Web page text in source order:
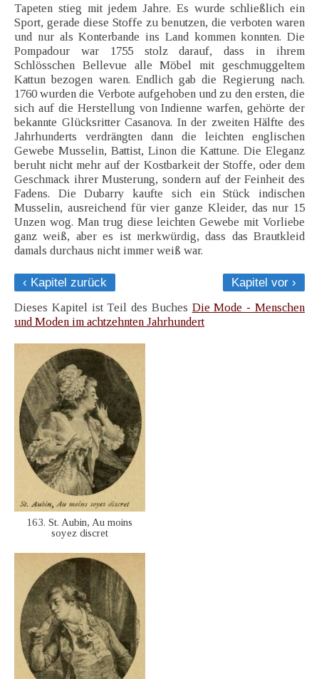
Tapeten stieg mit jedem Jahre. Es wurde schließlich ein
Sport, gerade diese Stoffe zu benutzen, die verboten waren
und nur als Konterbande ins Land kommen konnten. Die
Pompadour war 1755 stolz darauf, dass in ihrem
Schlösschen Bellevue alle Möbel mit geschmuggeltem
Kattun bezogen waren. Endlich gab die Regierung nach.
1760 wurden die Verbote aufgehoben und zu den ersten, die
sich auf die Herstellung von Indienne warfen, gehörte der
bekannte Glücksritter Casanova. In der zweiten Hälfte des
Jahrhunderts verdrängten dann die leichten englischen
Gewebe Musselin, Battist, Linon die Kattune. Die Eleganz
beruht nicht mehr auf der Kostbarkeit der Stoffe, oder dem
Geschmack ihrer Musterung, sondern auf der Feinheit des
Fadens. Die Dubarry kaufte sich ein Stück indischen
Musselin, ausreichend für vier ganze Kleider, das nur 15
Unzen wog. Man trug diese leichten Gewebe mit Vorliebe
ganz weiß, aber es ist merkwürdig, dass das Brautkleid
damals durchaus nicht immer weiß war.
‹ Kapitel zurück
Kapitel vor ›
Dieses Kapitel ist Teil des Buches Die Mode - Menschen
und Moden im achtzehnten Jahrhundert
163. St. Aubin, Au moins
soyez discret